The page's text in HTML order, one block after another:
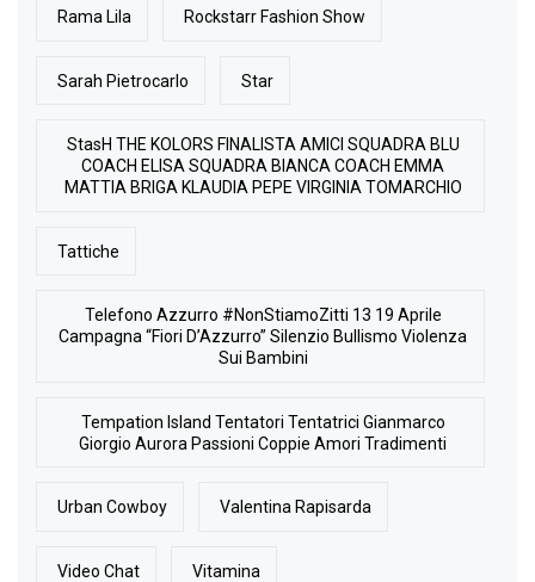
Rama Lila Rockstarr Fashion Show
Sarah Pietrocarlo Star
StasH THE KOLORS FINALISTA AMICI SQUADRA BLU
COACH ELISA SQUADRA BIANCA COACH EMMA
MATTIA BRIGA KLAUDIA PEPE VIRGINIA TOMARCHIO
Tattiche
Telefono Azzurro #NonStiamoZitti 13 19 Aprile
Campagna “Fiori D’Azzurro” Silenzio Bullismo Violenza
Sui Bambini
Tempation Island Tentatori Tentatrici Gianmarco
Giorgio Aurora Passioni Coppie Amori Tradimenti
Urban Cowboy Valentina Rapisarda
Video Chat Vitamina